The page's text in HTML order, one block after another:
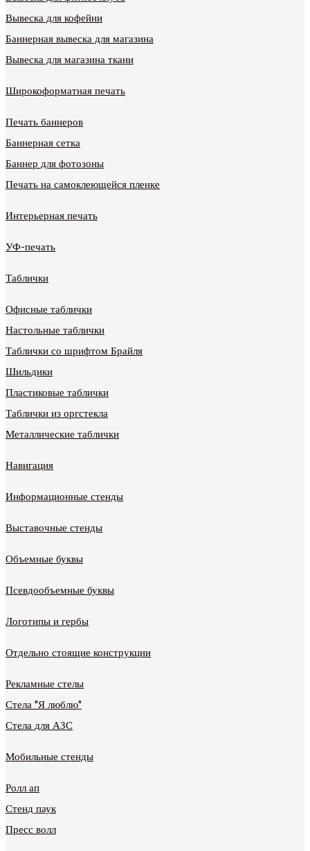
Вывеска для кофейни
Баннерная вывеска для магазина
Вывеска для магазина ткани
Широкоформатная печать
Печать баннеров
Баннерная сетка
Баннер для фотозоны
Печать на самоклеющейся пленке
Интерьерная печать
УФ-печать
Таблички
Офисные таблички
Настольные таблички
Таблички со шрифтом Брайля
Шильдики
Пластиковые таблички
Таблички из оргстекла
Металлические таблички
Навигация
Информационные стенды
Выставочные стенды
Объемные буквы
Псевдообъемные буквы
Логотипы и гербы
Отдельно стоящие конструкции
Рекламные стелы
Стела "Я люблю"
Стела для АЗС
Мобильные стенды
Ролл ап
Стенд паук
Пресс волл